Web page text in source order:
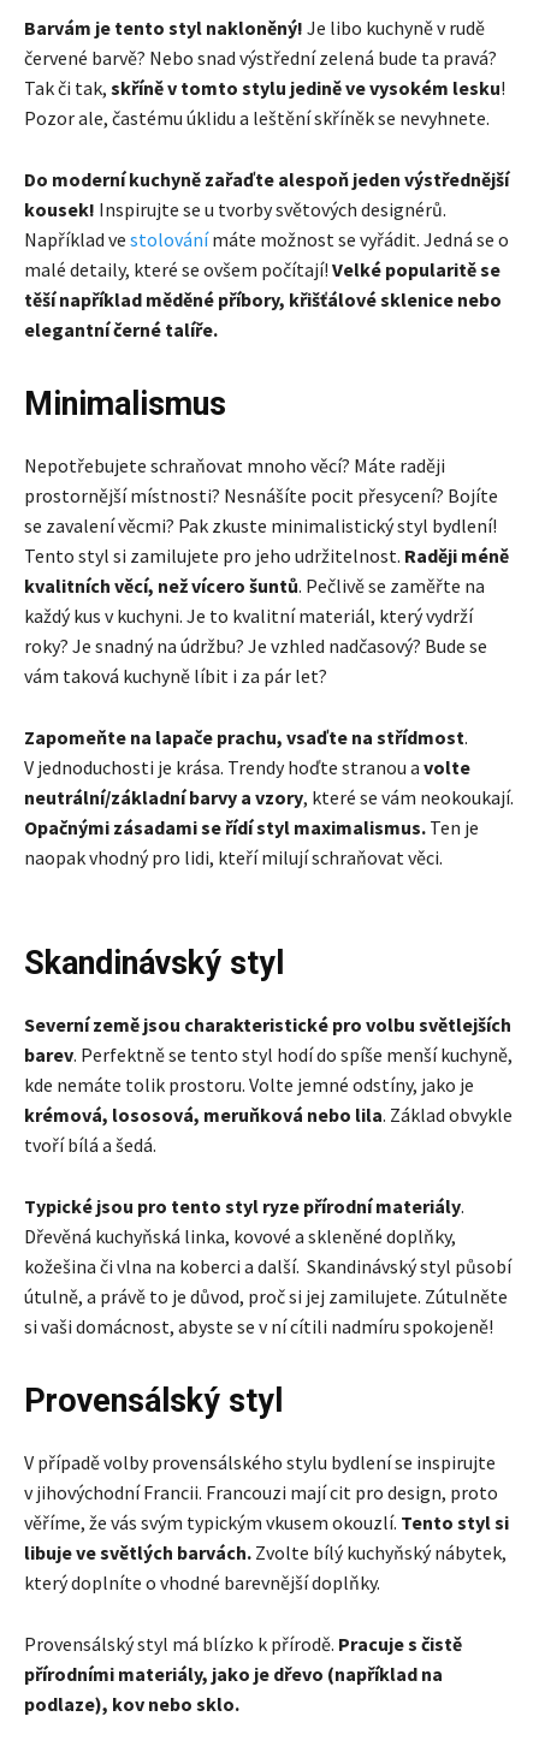
Barvám je tento styl nakloněný! Je libo kuchyně v rudě
červené barvě? Nebo snad výstřední zelená bude ta pravá?
Tak či tak, skříně v tomto stylu jedině ve vysokém lesku!
Pozor ale, častému úklidu a leštění skříněk se nevyhnete.
Do moderní kuchyně zařaďte alespoň jeden výstřednější
kousek! Inspirujte se u tvorby světových designérů.
Například ve stolovánímáte možnost se vyřádit. Jedná se o
malé detaily, které se ovšem počítají! Velké popularitě se
těší například měděné příbory, křišťálové sklenice nebo
elegantní černé talíře.
Minimalismus
Nepotřebujete schraňovat mnoho věcí? Máte raději
prostornější místnosti? Nesnášíte pocit přesycení? Bojíte
se zavalení věcmi? Pak zkuste minimalistický styl bydlení!
Tento styl si zamilujete pro jeho udržitelnost. Raději méně
kvalitních věcí, než vícero šuntů. Pečlivě se zaměřte na
každý kus v kuchyni. Je to kvalitní materiál, který vydrží
roky? Je snadný na údržbu? Je vzhled nadčasový? Bude se
vám taková kuchyně líbit i za pár let?
Zapomeňte na lapače prachu, vsaďte na střídmost.
V jednoduchosti je krása. Trendy hoďte stranou a volte
neutrální/základní barvy a vzory, které se vám neokoukají.
Opačnými zásadami se řídí styl maximalismus. Ten je
naopak vhodný pro lidi, kteří milují schraňovat věci.
Skandinávský styl
Severní země jsou charakteristické pro volbu světlejších
barev. Perfektně se tento styl hodí do spíše menší kuchyně,
kde nemáte tolik prostoru. Volte jemné odstíny, jako je
krémová, lososová, meruňková nebo lila. Základ obvykle
tvoří bílá a šedá.
Typické jsou pro tento styl ryze přírodní materiály.
Dřevěná kuchyňská linka, kovové a skleněné doplňky,
kožešina či vlna na koberci a další. Skandinávský styl působí
útulně, a právě to je důvod, proč si jej zamilujete. Zútulněte
si vaši domácnost, abyste se v ní cítili nadmíru spokojeně!
Provensálský styl
V případě volby provensálského stylu bydlení se inspirujte
v jihovýchodní Francii. Francouzi mají cit pro design, proto
věříme, že vás svým typickým vkusem okouzlí. Tento styl si
libuje ve světlých barvách. Zvolte bílý kuchyňský nábytek,
který doplníte o vhodné barevnější doplňky.
Provensálský styl má blízko k přírodě. Pracuje s čistě
přírodními materiály, jako je dřevo (například na
podlaze), kov nebo sklo.